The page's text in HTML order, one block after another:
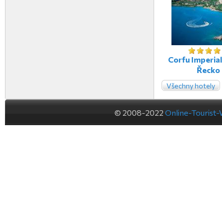
Corfu
Řecko
Všechny hotely
© 2008-2022 Online-